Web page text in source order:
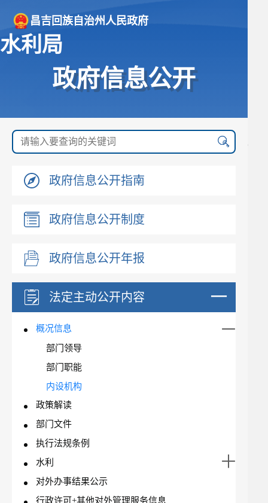
昌吉回族自治州人民政府
水利局
政府信息公开
政府信息公开指南
政府信息公开制度
政府信息公开年报
法定主动公开内容
概况信息
部门领导
部门职能
内设机构
政策解读
部门文件
执行法规条例
水利
对外办事结果公示
行政许可+其他对外管理服务信息